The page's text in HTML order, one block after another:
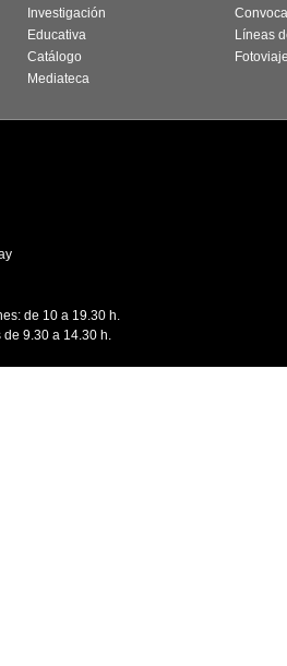
Investigación
Educativa
Catálogo
Mediateca
Líneas
de 10 a 19.30 h.
de 9.30 a 14.30 h.